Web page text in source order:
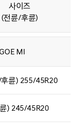
사이즈
(전륜/후륜)
MI
륜) 255/45R20
) 245/45R20